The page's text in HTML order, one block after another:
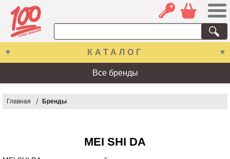
КАТАЛОГ
Все бренды
Главная Бренды
MEI SHI DA